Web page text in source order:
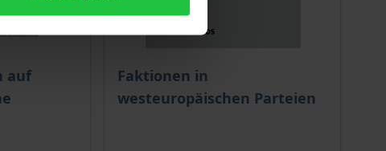
auf der Produktdetailseite
auf
richtet sich nach der gewählten Produktoption auf der
Faktionen in
westeuropäischen Parteien
Der Preis dieses Titels richtet sich nach